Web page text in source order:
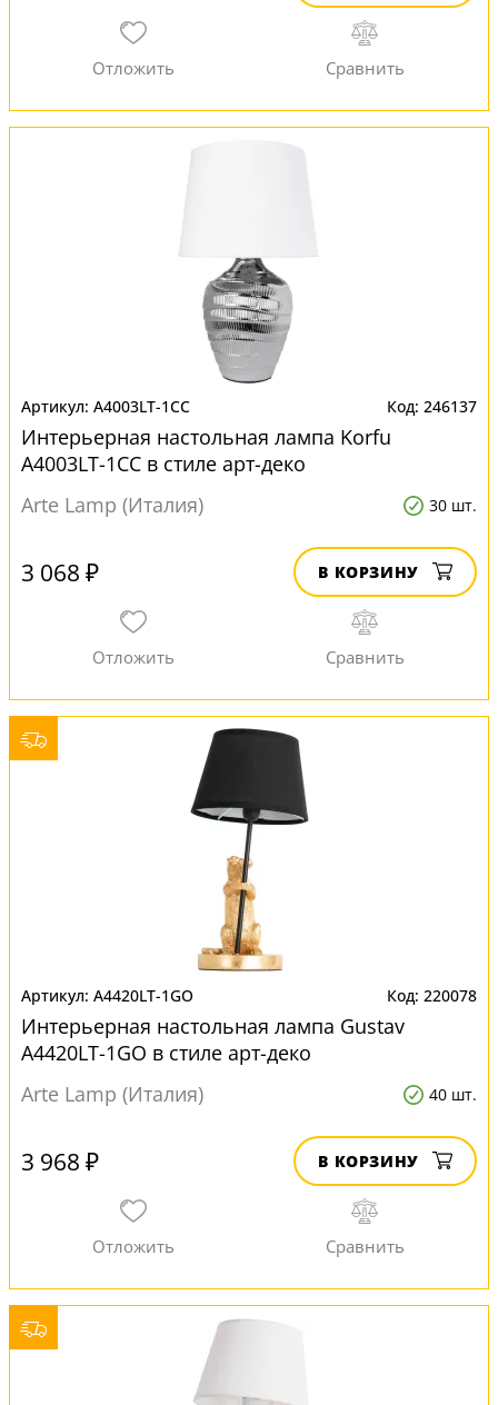
A4003LT-1CC 246137
Интерьерная настольная лампа Korfu
A4003LT-1CC в стиле арт-деко
Arte Lamp (Италия)
30 шт.
3 068 ₽ В КОРЗИНУ
A4420LT-1GO 220078
Интерьерная настольная лампа Gustav
A4420LT-1GO в стиле арт-деко
Arte Lamp (Италия)
40 шт.
3 968 ₽ В КОРЗИНУ